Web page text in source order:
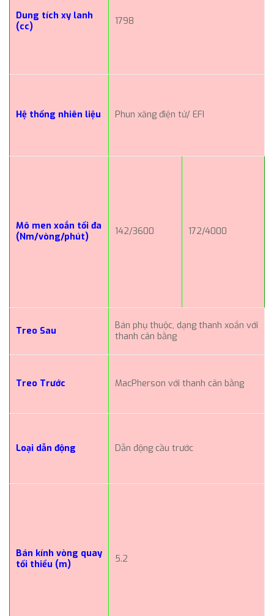
Dung tích xy lanh
(cc)
1798
Hệ thống nhiên liệu Phun xăng điện tử/ EFI
Mô men xoắn tối đa
(Nm/vòng/phút)
142/3600 172/4000
Treo Sau
Bán phụ thuộc, dạng thanh xoắn với
thanh cân bằng
Treo Trước MacPherson với thanh cân bằng
Loại dẫn động Dẫn động cầu trước
Bán kính vòng quay
tối thiểu (m)
5.2